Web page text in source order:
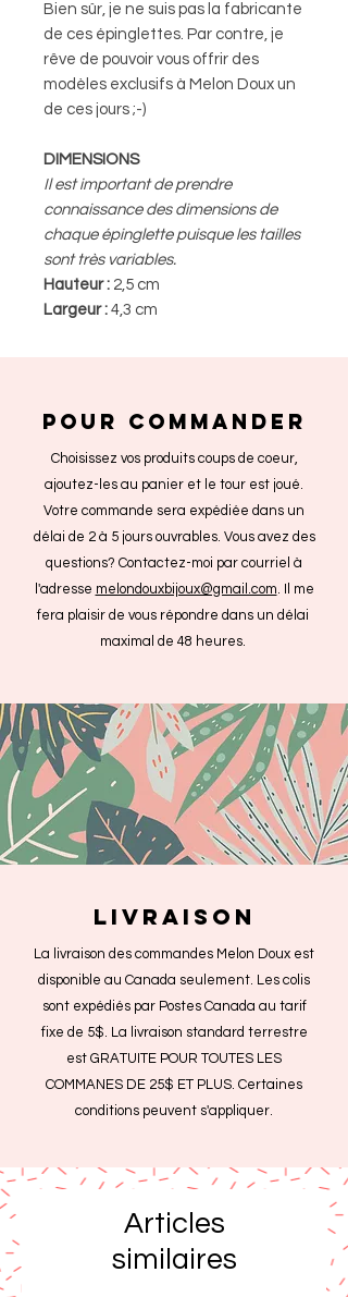
Bien sûr, je ne suis pas la fabricante
de ces épinglettes. Par contre, je
rêve de pouvoir vous offrir des
modèles exclusifs à Melon Doux un
de ces jours ;-)
DIMENSIONS
Il est important de prendre
connaissance des dimensions de
chaque épinglette puisque les tailles
sont très variables.
Hauteur : 2,5 cm
Largeur : 4,3 cm
POUR COMMANDER
Choisissez vos produits coups de coeur,
ajoutez-les au panier et le tour est joué.
Votre commande sera expédiée dans un
délai de 2 à 5 jours ouvrables. Vous avez des
questions? Contactez-moi par courriel à
l'adresse melondouxbijoux@gmail.com. Il me
fera plaisir de vous répondre dans un délai
maximal de 48 heures.
livraison
La livraison des commandes Melon Doux est
disponible au Canada seulement. Les colis
sont expédiés par Postes Canada au tarif
fixe de 5$. La livraison standard terrestre
est GRATUITE POUR TOUTES LES
COMMANES DE 25$ ET PLUS. Certaines
conditions peuvent s'appliquer.
Articles
similaires